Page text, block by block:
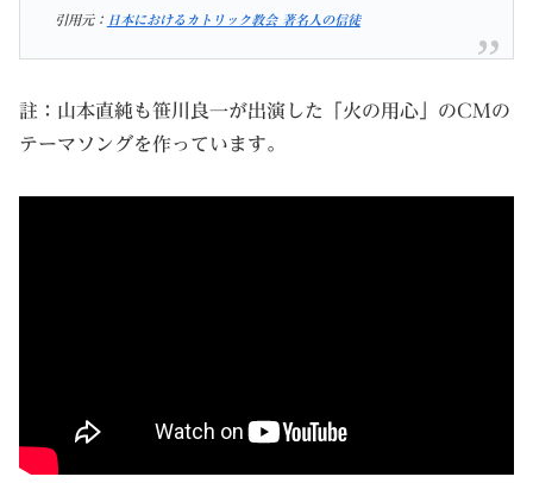
引用元： 日本におけるカトリック教会 著名人の信徒
註：山本直純も笹川良一が出演した「火の用心」のCMの
テーマソングを作っています。